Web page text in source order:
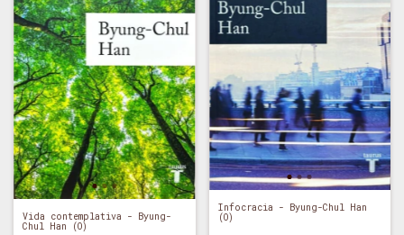
Vida contemplativa - Byung-
Chul Han (O)
Infocracia - Byung-Chul Han
(O)